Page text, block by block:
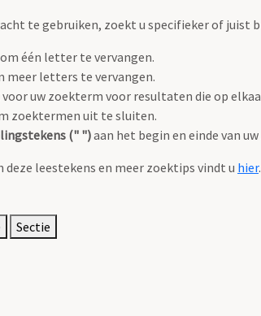
te gebruiken, zoekt u specifieker of juist
om één letter te vervangen.
meer letters te vervangen.
voor uw zoekterm voor resultaten die op
zoektermen uit te sluiten.
(" ")aan het begin en einde van
deze leestekens en meer zoektips vindt u hier.
Sectie